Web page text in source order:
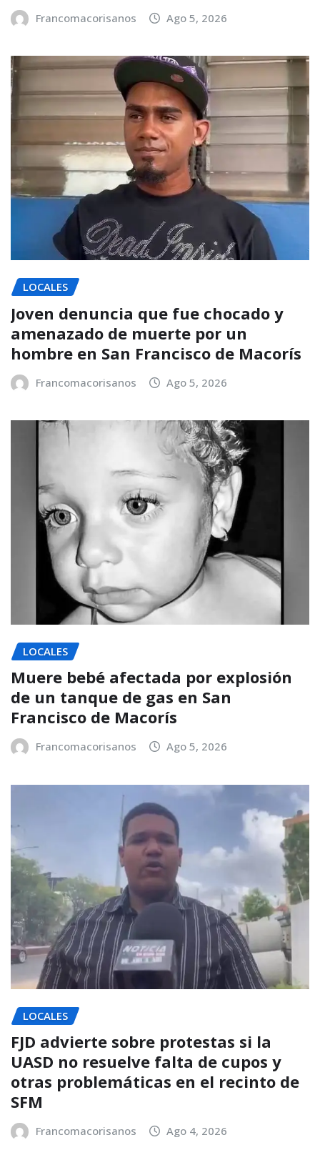
Francomacorisanos Ago 5, 2026
LOCALES
Joven denuncia que fue chocado y
amenazado de muerte por un
hombre en San Francisco de Macorís
Francomacorisanos Ago 5, 2026
LOCALES
Muere bebé afectada por explosión
de un tanque de gas en San
Francisco de Macorís
Francomacorisanos Ago 5, 2026
LOCALES
FJD advierte sobre protestas si la
UASD no resuelve falta de cupos y
otras problemáticas en el recinto de
SFM
Francomacorisanos Ago 4, 2026